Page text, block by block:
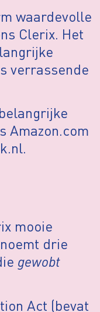
waardevolle
Clerix. Het
verrassende
Amazon.com
mooie
drie
gewobt
Act (bevat